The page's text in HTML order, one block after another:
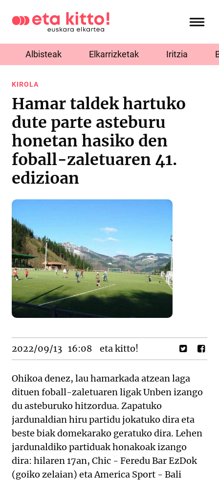
Albisteak Elkarrizketak Iritzia
KIROLA
Hamar taldek hartuko
dute parte asteburu
honetan hasiko den
foball-zaletuaren 41.
edizioan
2022/09/13 16:08 eta kitto!
Ohikoa denez, lau hamarkada atzean laga
dituen foball-zaletuaren ligak Unben izango
du asteburuko hitzordua. Zapatuko
jardunaldian hiru partidu jokatuko dira eta
beste biak domekarako geratuko dira. Lehen
jardunaldiko partiduak honakoak izango
dira: hilaren 17an, Chic - Feredu Bar EzDok
(goiko zelaian) eta America Sport - Bali